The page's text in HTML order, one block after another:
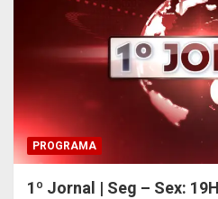
PROGRAMA
1º Jornal | Seg – Sex: 19H